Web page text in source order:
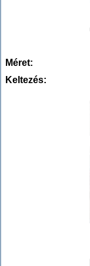
Méret:
Keltezés: